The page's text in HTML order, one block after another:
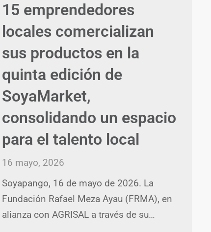
15 emprendedores
locales comercializan
sus productos en la
quinta edición de
SoyaMarket,
consolidando un espacio
para el talento local
16 mayo, 2026
Soyapango, 16 de mayo de 2026. La
Fundación Rafael Meza Ayau (FRMA), en
alianza con AGRISAL a través de su…